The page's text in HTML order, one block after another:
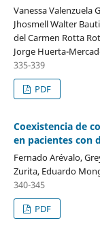
Vanessa Valenzuela
Jhosmell Walter
del Carmen Rotta
Jorge Huerta-
335-339
PDF
Coexistencia de
en pacientes con
Fernado Arévalo,
Zurita, Eduardo
340-345
PDF